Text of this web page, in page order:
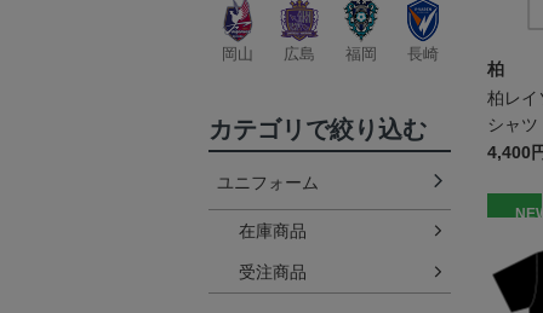
柏
柏レ
シャ
4,400
岡山 広島 福岡 長崎
カテゴリで絞り込む
ユニフォーム
在庫商品
受注商品